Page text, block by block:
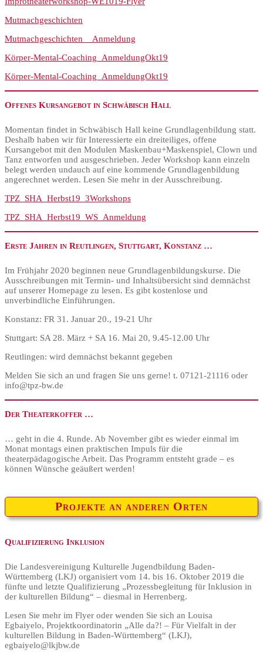
Mutmachgeschichten
Mutmachgeschichten__Anmeldung
Körper-Mental-Coaching_AnmeldungOkt19
Körper-Mental-Coaching_AnmeldungOkt19
Offenes Kursangebot in Schwäbisch Hall
Momentan findet in Schwäbisch Hall keine Grundlagenbildung statt.
Deshalb haben wir für Interessierte ein dreiteiliges, offene
Kursangebot mit den Modulen Maskenbau+Maskenspiel, Clown und
Tanz entworfen und ausgeschrieben. Jeder Workshop kann einzeln
belegt werden undauch auf eine kommende Grundlagenbildung
angerechnet werden. Lesen Sie mehr in der Ausschreibung.
TPZ_SHA_Herbst19_3Workshops
TPZ_SHA_Herbst19_WS_Anmeldung
Erste Jahren in Reutlingen, Stuttgart, Konstanz …
Im Frühjahr 2020 beginnen neue Grundlagenbildungskurse. Die
Ausschreibungen mit Termin- und Inhaltsübersicht sind demnächst
auf unserer Homepage zu lesen. Es gibt kostenlose und
unverbindliche Einführungen.
Konstanz: FR 31. Januar 20., 19-21 Uhr
Stuttgart: SA 28. März + SA 16. Mai 20, 9.45-12.00 Uhr
Reutlingen: wird demnächst bekannt gegeben
Melden Sie sich an und fragen Sie uns gerne! t. 07121-21116 oder
info@tpz-bw.de
Der Theaterkoffer …
… geht in die 4. Runde. Ab November gibt es wieder einmal im
Monat montags einen praktischen Impuls für die
theaterpädagogische Arbeit. Das Programm entsteht grade – es
können Wünsche geäußert werden!
Projekte an anderen Orten
Qualifizierung Inklusion
Die Landesvereinigung Kulturelle Jugendbildung Baden-
Württemberg (LKJ) organisiert vom 14. bis 16. Oktober 2019 die
fünfte und letzte Qualifizierung „Prozessbegleitung für Inklusion in
der kulturellen Bildung“ – diesmal in Herrenberg.
Lesen Sie mehr im Flyer oder wenden Sie sich an Louisa
Egbaiyelo, Projektkoordinatorin „Alle da?! – Für Vielfalt in der
kulturellen Bildung in Baden-Württemberg“ (LKJ),
egbaiyelo@lkjbw.de